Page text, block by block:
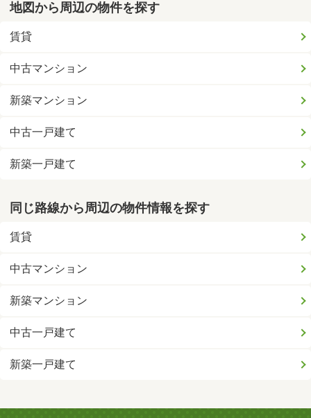
地図から周辺の物件を探す
賃貸
中古マンション
新築マンション
中古一戸建て
新築一戸建て
同じ路線から周辺の物件情報を探す
賃貸
中古マンション
新築マンション
中古一戸建て
新築一戸建て